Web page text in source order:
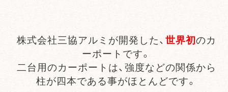
株式会社三協アルミが開発した、世界初のカ
ーポートです。
二台用のカーポートは、強度などの関係から
柱が四本である事がほとんどです。